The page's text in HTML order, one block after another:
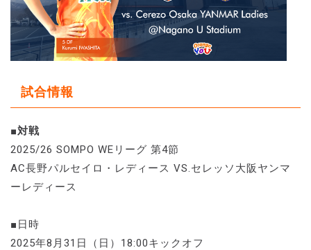
試合情報
■対戦
2025/26 SOMPO WEリーグ 第4節
AC長野パルセイロ・レディース VS.セレッソ大阪ヤンマ
ーレディース
■日時
2025年8月31日（日）18:00キックオフ